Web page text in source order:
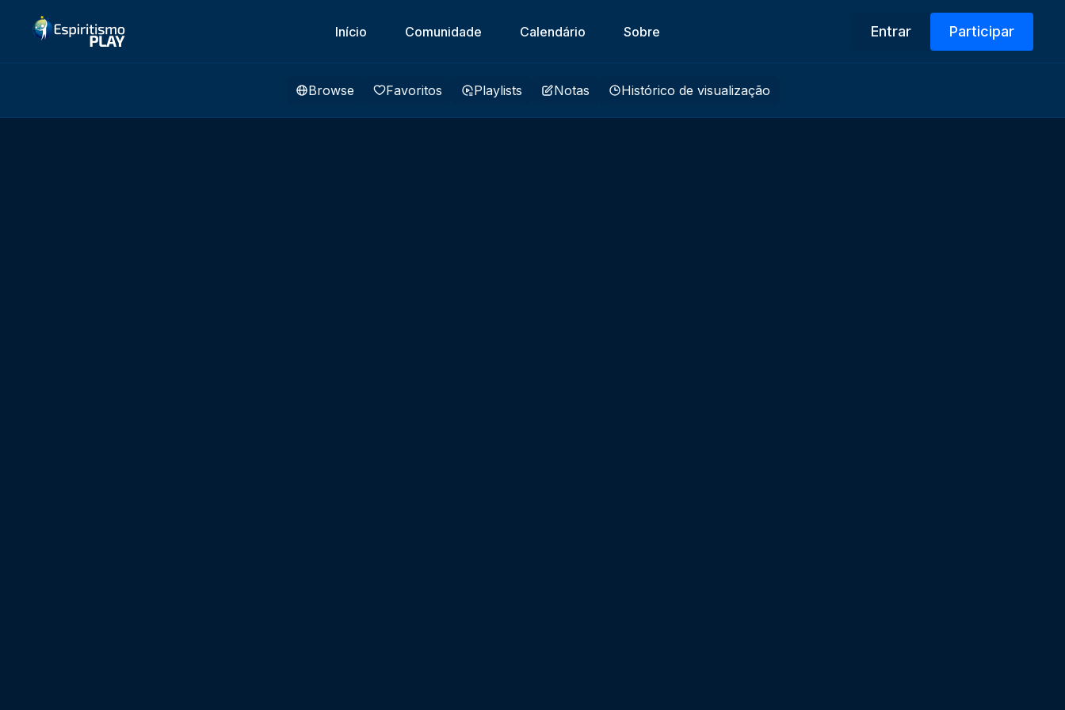
Início Comunidade Calendário Sobre Entrar Participar
Browse Favoritos Playlists Notas Histórico de visualização